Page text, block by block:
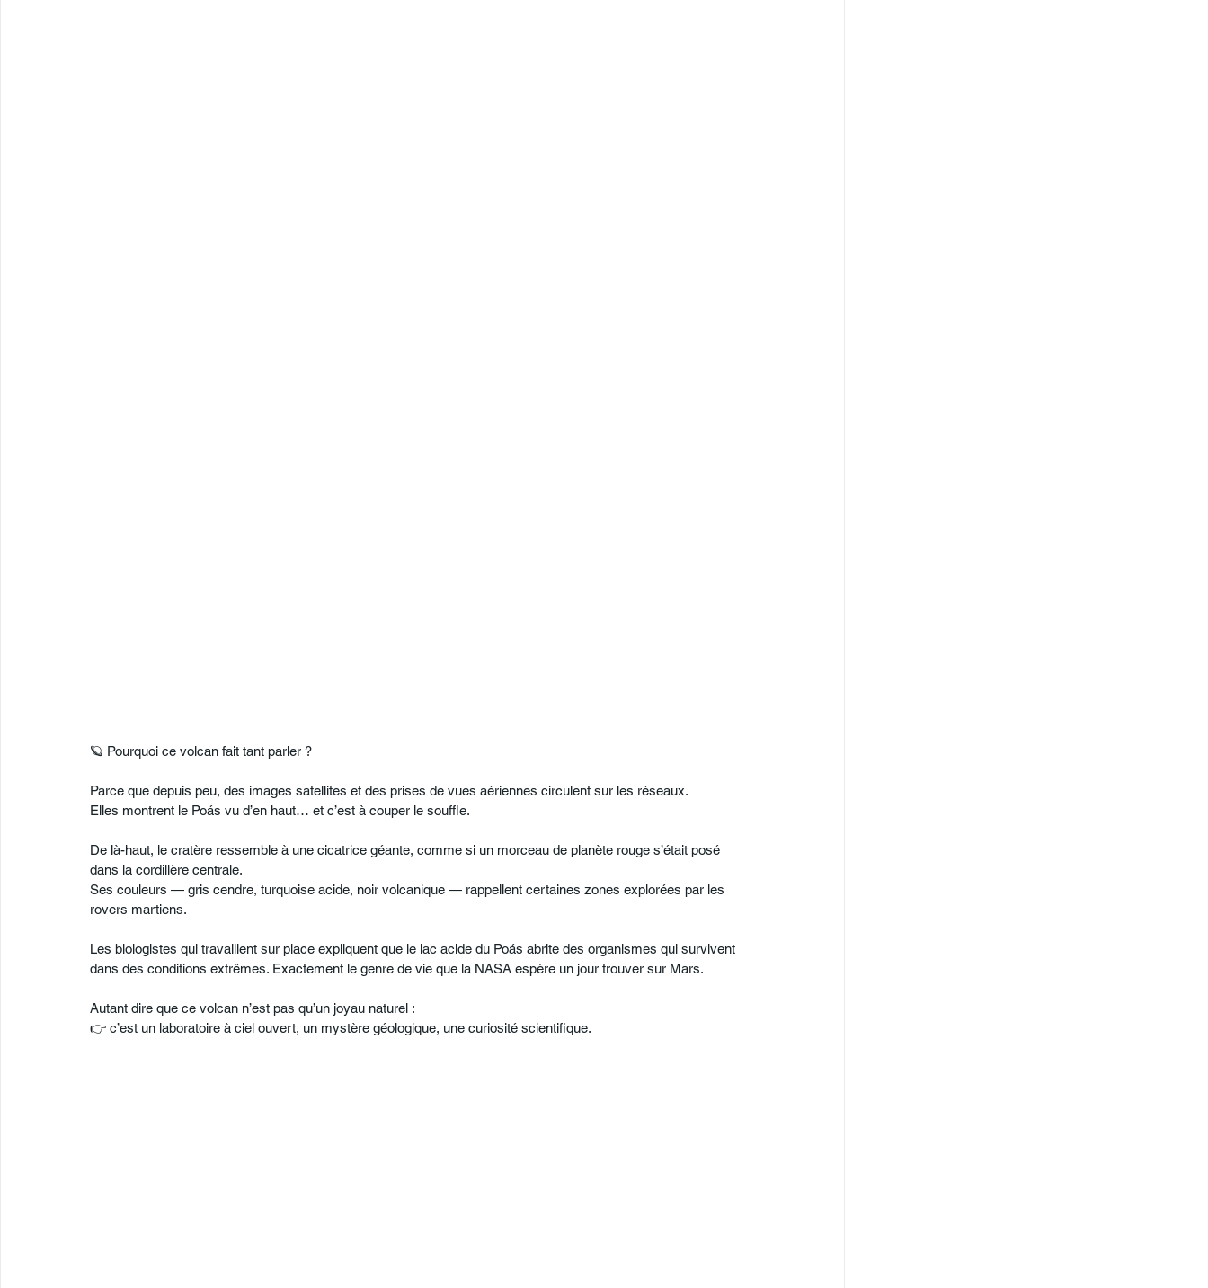
🪐 Pourquoi ce volcan fait tant parler ?
Parce que depuis peu, des images satellites et des prises de vues aériennes circulent sur les réseaux.
Elles montrent le Poás vu d’en haut… et c’est à couper le souffle.
De là-haut, le cratère ressemble à une cicatrice géante, comme si un morceau de planète rouge s’était posé
dans la cordillère centrale.
Ses couleurs — gris cendre, turquoise acide, noir volcanique — rappellent certaines zones explorées par les
rovers martiens.
Les biologistes qui travaillent sur place expliquent que le lac acide du Poás abrite des organismes qui survivent
dans des conditions extrêmes. Exactement le genre de vie que la NASA espère un jour trouver sur Mars.
Autant dire que ce volcan n’est pas qu’un joyau naturel :
👉 c’est un laboratoire à ciel ouvert, un mystère géologique, une curiosité scientifique.